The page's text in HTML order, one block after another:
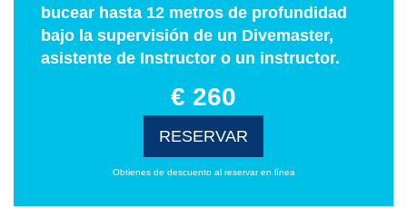
bucear hasta 12 metros de profundidad
bajo la supervisión de un Divemaster,
asistente de Instructor o un instructor.
€ 260
RESERVAR
Obtienes de descuento al reservar en línea